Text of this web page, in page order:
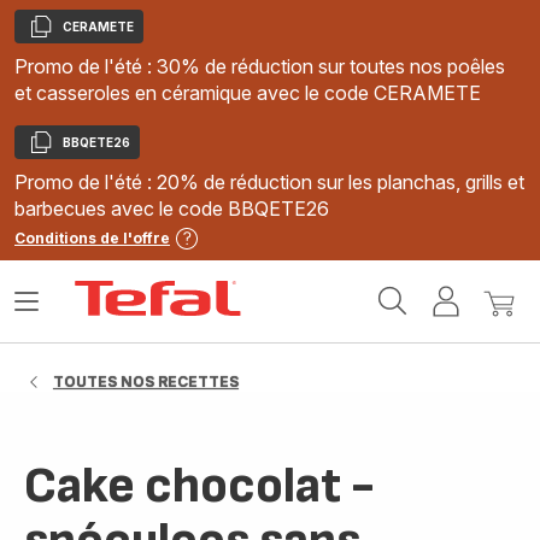
Copier
CERAMETE
Promo de l'été : 30% de réduction sur toutes nos poêles
et casseroles en céramique avec le code CERAMETE
Copier
BBQETE26
Promo de l'été : 20% de réduction sur les planchas, grills et
barbecues avec le code BBQETE26
Conditions de l'offre
MonMon
Ouvrir
TOUTES NOS RECETTES
Cake chocolat -